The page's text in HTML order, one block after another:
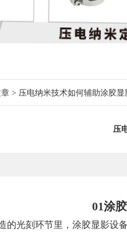
> 压电纳米技术如何辅助涂胶显
压
01涂
的光刻环节里，涂胶显影设